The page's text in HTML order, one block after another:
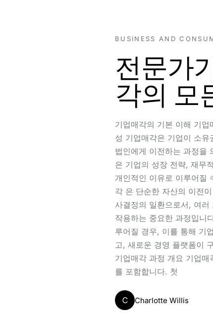
BUSINESS AND
전문가
각의 모
기업매각의 기본 이해 기업
성 기업매각은 기업이 소유
법인에게 이전하는 과정을
은 기업의 성장 전략, 재무
개인적인 이유로 이루어질
각 은 단순한 자산의 이전
사결정의 일환으로서, 여러
작용하는 중요한 과정입니
루어질 경우, 이를 통해 기
고, 새로운 경영 플랫폼이
기업매각 과정 개요 기업매
를 포함합니다. 첫
C Charlotte Willis